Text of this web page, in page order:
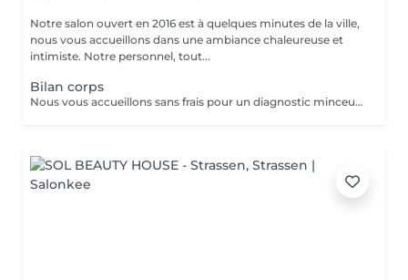
Notre salon ouvert en 2016 est à quelques minutes de la ville,
nous vous accueillons dans une ambiance chaleureuse et
intimiste. Notre personnel, tout...
Bilan corps
Nous vous accueillons sans frais pour un diagnostic minceur et vous indiquer le traitement le plus adéquat.